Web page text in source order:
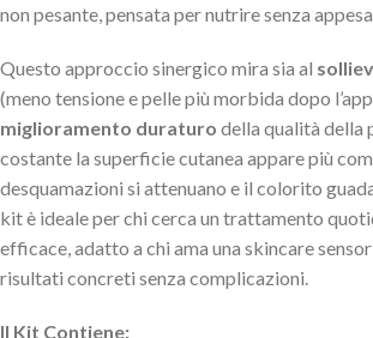
non pesante, pensata per nutrire senza
Questo approccio sinergico mira sia al
(meno tensione e pelle più morbida dopo
miglioramento duraturo della qualità della
costante la superficie cutanea appare più
desquamazioni si attenuano e il colorito
kit è ideale per chi cerca un trattamento
efficace, adatto a chi ama una skincare
risultati concreti senza complicazioni.
Il Kit Contiene: